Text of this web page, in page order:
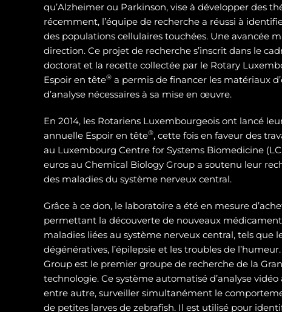
qu’Alzheimer ou Parkinson, vise à développer des
récemment, l’équipe de recherche a réussi à
des populations cellulaires touchées. Une avancée
direction. Ce projet de recherche s’inscrit dans le
doctorat et la recette collectée par le Rotary
Espoir en tête® a permis de financer les matériaux
d’analyse nécessaires à sa mise en œuvre.
En 2014, les Rotariens Luxembourgeois ont lancé
annuelle Espoir en tête®, cette fois en faveur des
au Luxembourg Centre for Systems Biomedicine
euros au Chemical Biology Group a soutenu leur
des maladies du système nerveux central.
Grâce à ce don, le laboratoire a été en mesure
permettant la découverte de nouveaux
maladies liées au système nerveux central, tels que
dégénératives, l’épilepsie et les troubles de
Group est le premier groupe de recherche de la
technologie. Ce système automatisé d’analyse
entre autre, surveiller simultanément le
de petites larves de zebrafish. Il est utilisé pour